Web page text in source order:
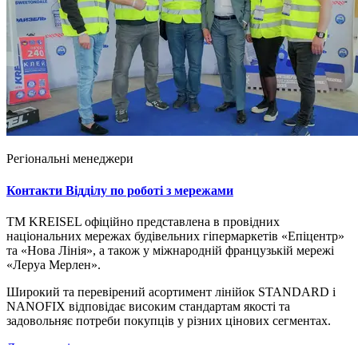
Регіональні менеджери
Контакти Відділу по роботі з мережами
TM KREISEL офіційно представлена в провідних
національних мережах будівельних гіпермаркетів «Епіцентр»
та «Нова Лінія», а також у міжнародній французькій мережі
«Леруа Мерлен».
Широкий та перевірений асортимент лінійок STANDARD і
NANOFIX відповідає високим стандартам якості та
задовольняє потреби покупців у різних цінових сегментах.